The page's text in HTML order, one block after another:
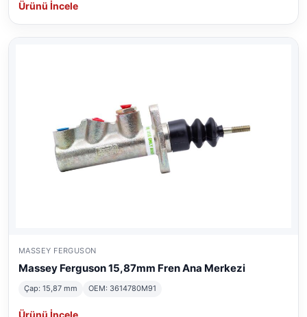
Ürünü İncele
MASSEY FERGUSON
Massey Ferguson 15,87mm Fren Ana Merkezi
Çap: 15,87 mm OEM: 3614780M91
Ürünü İncele